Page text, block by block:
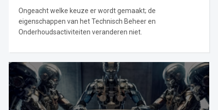
Ongeacht welke keuze er wordt gemaakt; de
eigenschappen van het Technisch Beheer en
Onderhoudsactiviteiten veranderen niet.